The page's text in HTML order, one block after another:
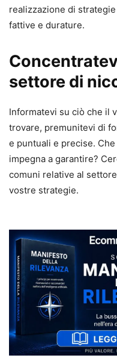
realizzazione di
fattive e durature.
settore di
Informatevi su ciò che il
trovare, premunitevi di
e puntuali e precise.
impegna a garantire?
comuni relative al
vostre strategie.